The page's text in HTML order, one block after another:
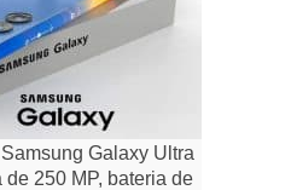
Galaxy Ultra
250 MP, bateria de